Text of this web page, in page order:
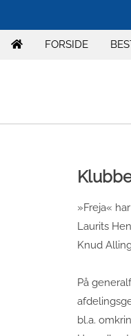
FORSIDE
»Freja«
Laurits
Knud
På
bl.a.